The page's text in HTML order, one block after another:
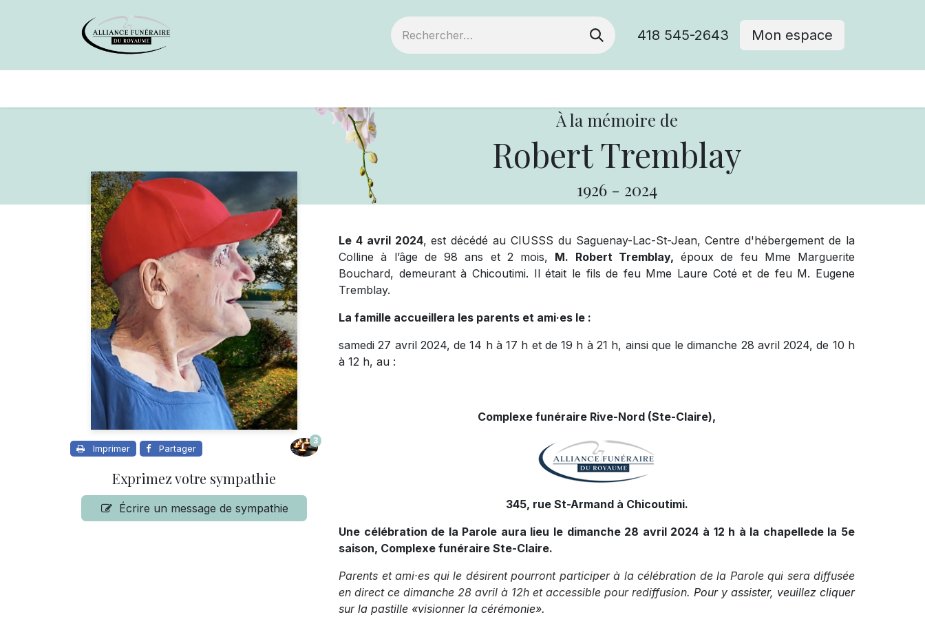
418 545-2643 Mon espace
À la mémoire de
Robert Tremblay
1926 - 2024
Imprimer Partager
3
Exprimez votre sympathie
Écrire un message de sympathie
Le 4 avril 2024, est décédé au CIUSSS du Saguenay-Lac-St-Jean, Centre d'hébergement de la
Colline à l’âge de 98 ans et 2 mois, M. Robert Tremblay, époux de feu Mme Marguerite
Bouchard, demeurant à Chicoutimi. Il était le fils de feu Mme Laure Coté et de feu M. Eugene
Tremblay.
La famille accueillera les parents et ami·es le :
samedi 27 avril 2024, de 14 h à 17 h et de 19 h à 21 h, ainsi que le dimanche 28 avril 2024, de 10 h
à 12 h, au :
Complexe funéraire Rive-Nord (Ste-Claire),
345, rue St-Armand à Chicoutimi.
Une célébration de la Parole aura lieu le dimanche 28 avril 2024 à 12 h à la chapellede la 5e
saison, Complexe funéraire Ste-Claire.
Parents et ami·es qui le désirent pourront participer à la célébration de la Parole qui sera diffusée
en direct ce dimanche 28 avril à 12h et accessible pour rediffusion. Pour y assister, veuillez cliquer
sur la pastille «visionner la cérémonie».